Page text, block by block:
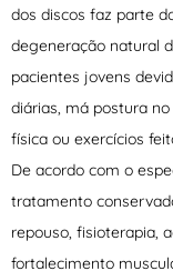
dos discos faz parte
degeneração natural
pacientes jovens
diárias, má postura
física ou exercícios
De acordo com o
tratamento
repouso, fisioterapia,
fortalecimento